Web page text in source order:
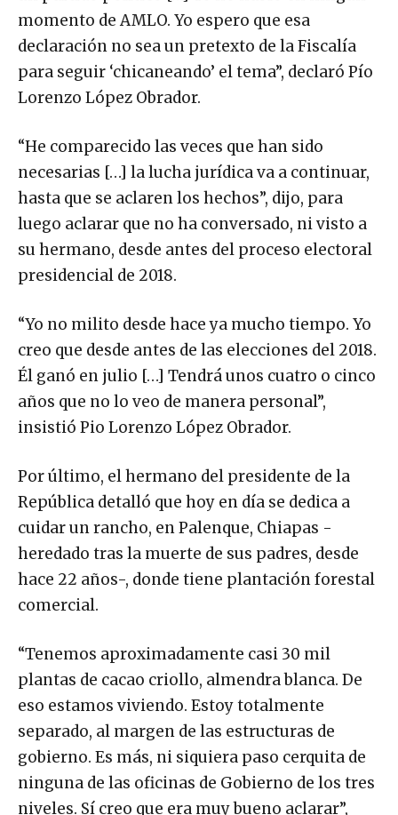
momento de AMLO. Yo espero que esa
declaración no sea un pretexto de la Fiscalía
para seguir ‘chicaneando’ el tema”, declaró Pío
Lorenzo López Obrador.
“He comparecido las veces que han sido
necesarias […] la lucha jurídica va a continuar,
hasta que se aclaren los hechos”, dijo, para
luego aclarar que no ha conversado, ni visto a
su hermano, desde antes del proceso electoral
presidencial de 2018.
“Yo no milito desde hace ya mucho tiempo. Yo
creo que desde antes de las elecciones del 2018.
Él ganó en julio […] Tendrá unos cuatro o cinco
años que no lo veo de manera personal”,
insistió Pio Lorenzo López Obrador.
Por último, el hermano del presidente de la
República detalló que hoy en día se dedica a
cuidar un rancho, en Palenque, Chiapas -
heredado tras la muerte de sus padres, desde
hace 22 años-, donde tiene plantación forestal
comercial.
“Tenemos aproximadamente casi 30 mil
plantas de cacao criollo, almendra blanca. De
eso estamos viviendo. Estoy totalmente
separado, al margen de las estructuras de
gobierno. Es más, ni siquiera paso cerquita de
ninguna de las oficinas de Gobierno de los tres
niveles. Sí creo que era muy bueno aclarar”,